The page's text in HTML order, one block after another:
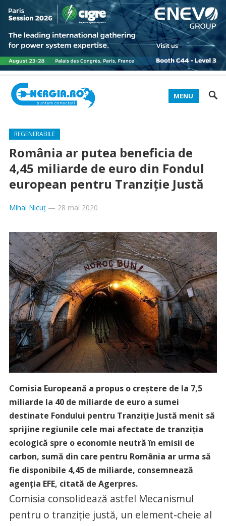
MENU
REGENERABILE
România ar putea beneficia de
4,45 miliarde de euro din Fondul
european pentru Tranziţie Justă
Mihai Nicuț— 28 mai 2020
Comisia Europeană a propus o creştere de la 7,5
miliarde la 40 de miliarde de euro a sumei
destinate Fondului pentru Tranziţie Justă menit să
sprijine regiunile cele mai afectate de tranziţia
ecologică spre o economie neutră în emisii de
carbon, sumă din care pentru România ar urma să
fie disponibile 4,45 de miliarde, consemnează
agenţia EFE, citată de Agerpres.
Comisia consolidează astfel Mecanismul
pentru o tranziţie justă, un element-cheie al